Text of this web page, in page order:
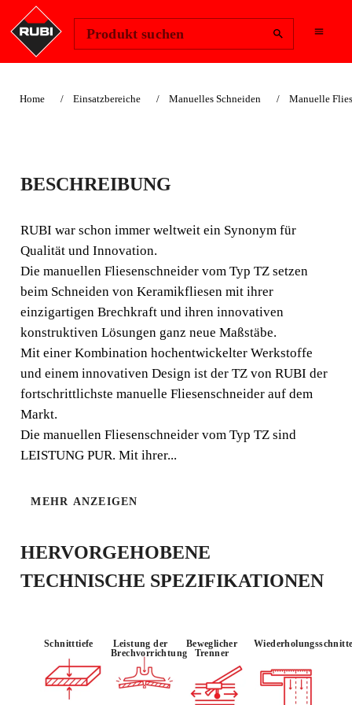
Produkt suchen
Home Einsatzbereiche Manuelles Schneiden Manuelle
MANUELLE
FLIESENSCHNEIDE
R TZ
DER INNOVATIVSTE,
MODERNSTE MANUELLE
FLIESENSCHNEIDER AUF
DEM MARKT. MAXIMALE
LEISTUNG, ENORME
BRECHKRAFT.
RUBI war schon immer weltweit ein Synonym für
Qualität und Innovation. Die manuellen Fliesenschneider
mit ihrer einzigartigen Brechkraft und ihren innovativen
BESCHREIBUNG
RUBI war schon immer weltweit ein Synonym für
Qualität und Innovation.
Die manuellen Fliesenschneider vom Typ TZ setzen
beim Schneiden von Keramikfliesen mit ihrer
einzigartigen Brechkraft und ihren innovativen
konstruktiven Lösungen ganz neue Maßstäbe.
Mit einer Kombination hochentwickelter Werkstoffe
und einem innovativen Design ist der TZ von RUBI der
fortschrittlichste manuelle Fliesenschneider auf dem
Markt.
Die manuellen Fliesenschneider vom Typ TZ sind
LEISTUNG PUR. Mit ihrer...
MEHR ANZEIGEN
HERVORGEHOBENE
TECHNISCHE SPEZIFIKATIONEN
Schnitttiefe
Leistung der
Brechvorrichtung
Beweglicher
Trenner